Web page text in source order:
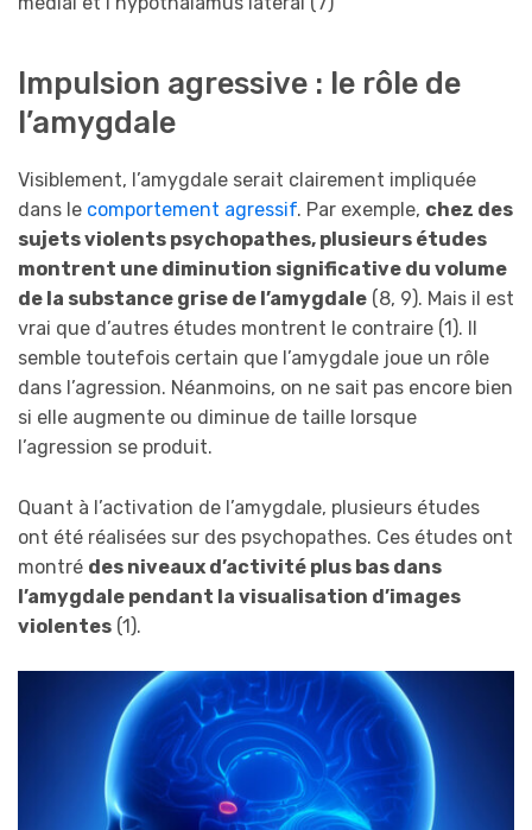
Impulsion agressive : le rôle de
l’amygdale
Visiblement, l’amygdale serait clairement impliquée
dans le comportement agressif. Par exemple, chez des
sujets violents psychopathes, plusieurs études
montrent une diminution significative du volume
de la substance grise de l’amygdale (8, 9). Mais il est
vrai que d’autres études montrent le contraire (1). Il
semble toutefois certain que l’amygdale joue un rôle
dans l’agression. Néanmoins, on ne sait pas encore bien
si elle augmente ou diminue de taille lorsque
l’agression se produit.
Quant à l’activation de l’amygdale, plusieurs études
ont été réalisées sur des psychopathes. Ces études ont
montré des niveaux d’activité plus bas dans
l’amygdale pendant la visualisation d’images
violentes (1).